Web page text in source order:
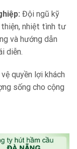
Đội ngũ kỹ
nhiệt tình tư
và hướng dẫn
diễn.
quyền lợi khách
sống cho cộng